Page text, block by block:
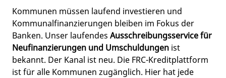
Kommunen müssen laufend investieren und
Kommunalfinanzierungen bleiben im Fokus der
Banken. Unser laufendes Ausschreibungsservice für
Neufinanzierungen und Umschuldungen ist
bekannt. Der Kanal ist neu. Die FRC-Kreditplattform
ist für alle Kommunen zugänglich. Hier hat jede